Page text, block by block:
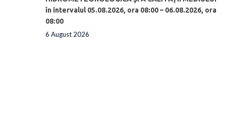
în intervalul 05.08.2026, ora 08:00 – 06.08.2026, ora
08:00
6 August 2026